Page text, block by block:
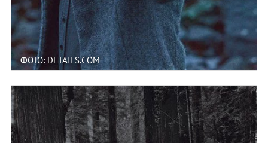
ФОТО: DETAILS.COM